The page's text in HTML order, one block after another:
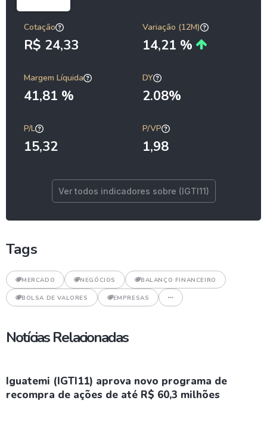
Cotação
R$ 24,33
Variação (12M)
14,21 %
Margem Líquida
41,81 %
DY
2.08%
P/L
15,32
P/VP
1,98
Ver todos indicadores sobre (IGTI11)
Tags
MERCADO NEGÓCIOS BALANÇO FINANCEIRO
BOLSA DE VALORES EMPRESAS
Notícias Relacionadas
Iguatemi (IGTI11) aprova novo programa de
recompra de ações de até R$ 60,3 milhões